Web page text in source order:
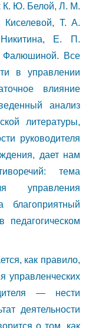
К. Ю. Белой, Л. М.
Т. А.
Е. П.
Фалюшиной. Все
в управлении
влияние
анализ
литературы,
руководителя
дает нам
тема
управления
педагогическом
как правило,
управленческих
— нести
деятельности
о том, как